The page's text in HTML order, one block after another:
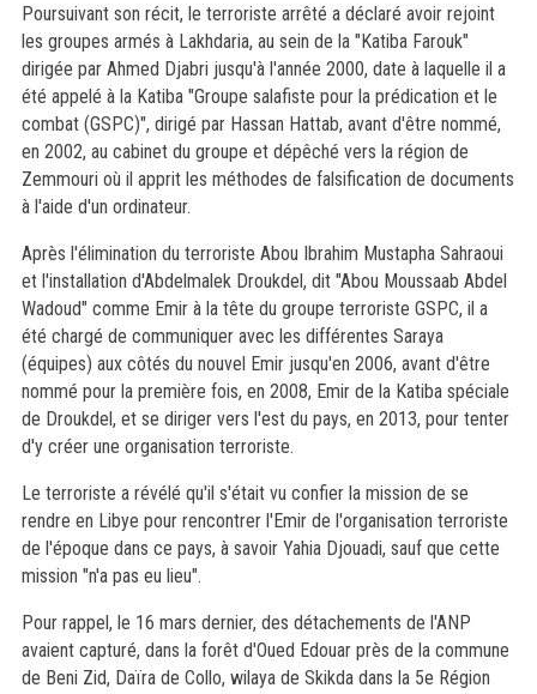
Poursuivant son récit, le terroriste arrêté a déclaré avoir rejoint
les groupes armés à Lakhdaria, au sein de la "Katiba Farouk"
dirigée par Ahmed Djabri jusqu'à l'année 2000, date à laquelle il a
été appelé à la Katiba "Groupe salafiste pour la prédication et le
combat (GSPC)", dirigé par Hassan Hattab, avant d'être nommé,
en 2002, au cabinet du groupe et dépêché vers la région de
Zemmouri où il apprit les méthodes de falsification de documents
à l'aide d'un ordinateur.
Après l'élimination du terroriste Abou Ibrahim Mustapha Sahraoui
et l'installation d'Abdelmalek Droukdel, dit "Abou Moussaab Abdel
Wadoud" comme Emir à la tête du groupe terroriste GSPC, il a
été chargé de communiquer avec les différentes Saraya
(équipes) aux côtés du nouvel Emir jusqu'en 2006, avant d'être
nommé pour la première fois, en 2008, Emir de la Katiba spéciale
de Droukdel, et se diriger vers l'est du pays, en 2013, pour tenter
d'y créer une organisation terroriste.
Le terroriste a révélé qu'il s'était vu confier la mission de se
rendre en Libye pour rencontrer l'Emir de l'organisation terroriste
de l'époque dans ce pays, à savoir Yahia Djouadi, sauf que cette
mission "n'a pas eu lieu".
Pour rappel, le 16 mars dernier, des détachements de l'ANP
avaient capturé, dans la forêt d'Oued Edouar près de la commune
de Beni Zid, Daïra de Collo, wilaya de Skikda dans la 5e Région